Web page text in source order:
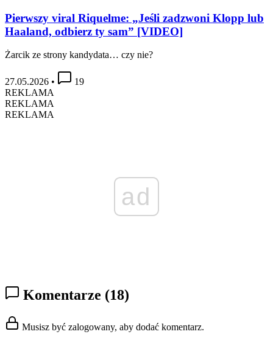
Pierwszy viral Riquelme: „Jeśli zadzwoni Klopp lub
Haaland, odbierz ty sam” [VIDEO]
Żarcik ze strony kandydata… czy nie?
27.05.2026 •
19
REKLAMA
REKLAMA
REKLAMA
ad
Komentarze (18)
Musisz być zalogowany, aby dodać komentarz.